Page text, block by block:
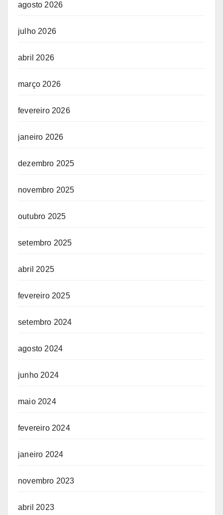
agosto 2026
julho 2026
abril 2026
março 2026
fevereiro 2026
janeiro 2026
dezembro 2025
novembro 2025
outubro 2025
setembro 2025
abril 2025
fevereiro 2025
setembro 2024
agosto 2024
junho 2024
maio 2024
fevereiro 2024
janeiro 2024
novembro 2023
abril 2023